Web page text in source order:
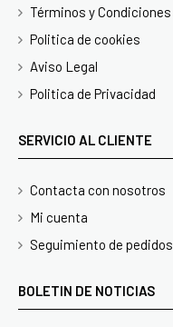
Términos y Condiciones
Politica de cookies
Aviso Legal
Politica de Privacidad
SERVICIO AL CLIENTE
Contacta con nosotros
Mi cuenta
Seguimiento de pedidos
BOLETIN DE NOTICIAS